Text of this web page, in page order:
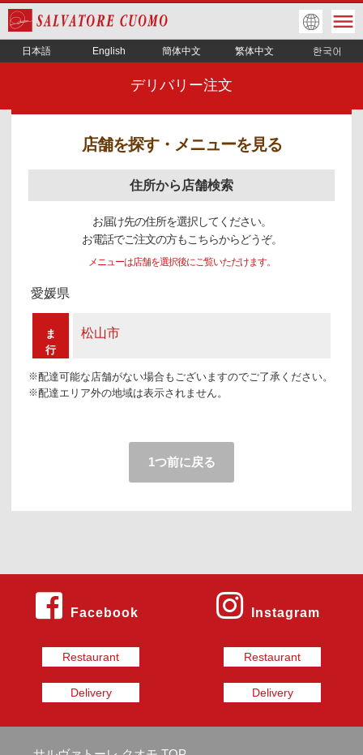
日本語 English 簡体中文 繁体中文
デリバリー注文
店舗を探す・メニューを見る
住所から店舗検索
お届け先の住所を選択してください。
お電話でご注文の方もこちらからどうぞ。
メニューは店舗を選択後にご覧いただけます。
愛媛県
ま
行
松山市
配達可能な店舗がない場合もございますのでご了承ください。
配達エリア外の地域は表示されません。
1つ前に戻る
Facebook
Restaurant
Delivery
Instagram
Restaurant
Delivery